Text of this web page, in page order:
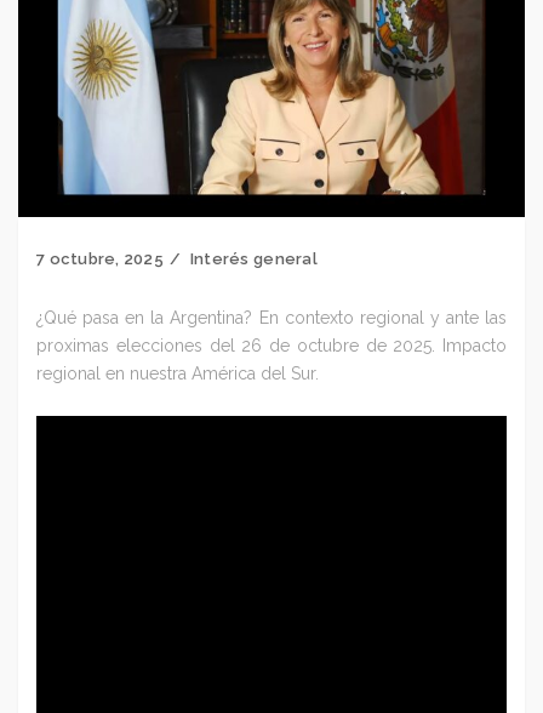
7 octubre, 2025 Interés general
¿Qué pasa en la Argentina? En contexto regional y ante las
proximas elecciones del 26 de octubre de 2025. Impacto
regional en nuestra América del Sur.